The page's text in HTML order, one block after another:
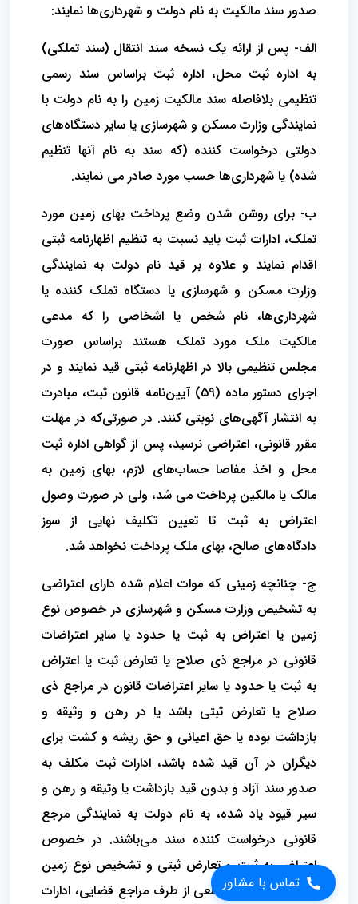
تماس با مشاور
صدور سند مالکیت به نام دولت و شهرداری‌ها نمایند:
الف- پس از ارائه یک نسخه سند انتقال (سند تملکی)
به اداره ثبت محل، اداره ثبت براساس سند رسمی
تنظیمی بلافاصله سند مالکیت زمین را به نام دولت با
نمایندگی وزارت مسکن و شهرسازی یا سایر دستگاه‌های
دولتی درخواست کننده (که سند به نام آنها تنظیم
شده) یا شهرداری‌ها حسب مورد صادر می نمایند.
ب- برای روشن شدن وضع پرداخت بهای زمین مورد
تملک، ادارات ثبت باید نسبت به تنظیم اظهارنامه ثبتی
اقدام نمایند و علاوه بر قید نام دولت به نمایندگی
وزارت مسکن و شهرسازی یا دستگاه تملک کننده یا
شهرداری‌ها، نام شخص یا اشخاصی را که مدعی
مالکیت ملک مورد تملک هستند براساس صورت
مجلس تنظیمی بالا در اظهارنامه ثبتی قید نمایند و در
اجرای دستور ماده (59) آیین‌نامه قانون ثبت، مبادرت
به انتشار آگهی‌های نوبتی کنند. در صورتی‌که در مهلت
مقرر قانونی، اعتراضی نرسید، پس از گواهی اداره ثبت
محل و اخذ مفاصا حساب‌های لازم، بهای زمین به
مالک یا مالکین پرداخت می شد، ولی در صورت وصول
اعتراض به ثبت تا تعیین تکلیف نهایی از سوز
دادگاه‌های صالح، بهای ملک پرداخت نخواهد شد.
ج- چنانچه زمینی که موات اعلام شده دارای اعتراضی
به تشخیص وزارت مسکن و شهرسازی در خصوص نوع
زمین یا اعتراض به ثبت یا حدود یا سایر اعتراضات
قانونی در مراجع ذی صلاح یا تعارض ثبت یا اعتراض
به ثبت یا حدود یا سایر اعتراضات قانون در مراجع ذی
صلاح یا تعارض ثبتی باشد یا در رهن و وثیقه و
بازداشت بوده یا حق اعیانی و حق ریشه و کشت برای
دیگران در آن قید شده باشد، ادارات ثبت مکلف به
صدور سند آزاد و بدون قید بازداشت یا وثیقه و رهن و
سیر قیود یاد شده، به نام دولت به نمایندگی مرجع
قانونی درخواست کننده سند می‌باشند. در خصوص
اعتراض به ثبت و تعارض ثبتی و تشخیص نوع زمین
پس از صدور رای قطعی از طرف مراجع قضایی، ادارات